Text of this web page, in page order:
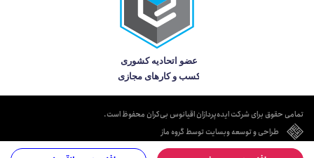
تمامی حقوق برای شرکت ایده‌پردازان اقیانوس بی‌کران محفوظ است.
طراحی و توسعه وبسایت توسط گروه ماز